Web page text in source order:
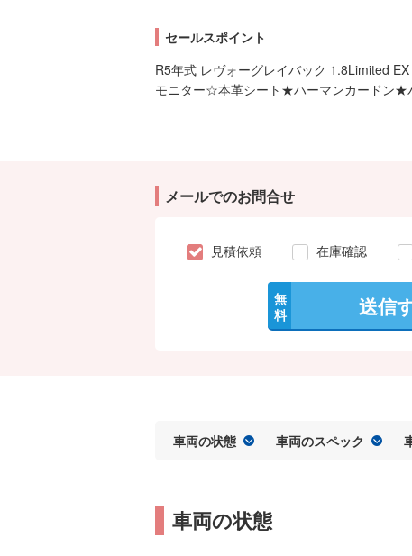
セールスポイント
R5年式 レヴォーグレイバック 1.8Limited
モニター☆本革シート★ハーマンカードン
メールでのお問合せ
見積依頼 在庫確認
無
料
送信
車両の状態 車両のスペック
車両の状態